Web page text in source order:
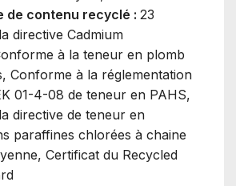
de contenu recyclé : 23
directive Cadmium
à la teneur en plomb
Conforme à la réglementation
01-4-08 de teneur en PAHS,
directive de teneur en
paraffines chlorées à chaine
Certificat du Recycled